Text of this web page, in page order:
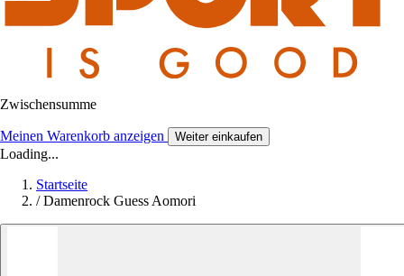
Zwischensumme
Meinen Warenkorb anzeigen Weiter einkaufen
Loading...
Startseite
/ Damenrock Guess Aomori